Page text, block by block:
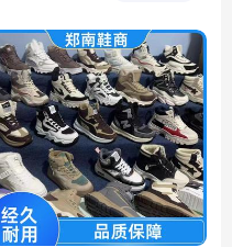
杂款男女跑鞋